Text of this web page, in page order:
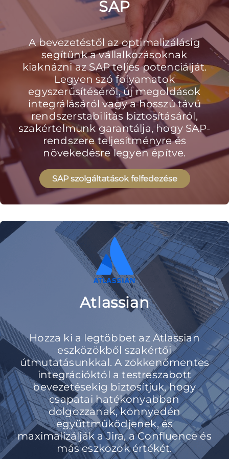
SAP
A bevezetéstől az optimalizálásig
segítünk a vállalkozásoknak
kiaknázni az SAP teljes potenciálját.
Legyen szó folyamatok
egyszerűsítéséről, új megoldások
integrálásáról vagy a hosszú távú
rendszerstabilitás biztosításáról,
szakértelmünk garantálja, hogy SAP-
rendszere teljesítményre és
növekedésre legyen építve.
SAP szolgáltatások felfedezése
Atlassian
Hozza ki a legtöbbet az Atlassian
eszközökből szakértői
útmutatásunkkal. A zökkenőmentes
integrációktól a testreszabott
bevezetésekig biztosítjuk, hogy
csapatai hatékonyabban
dolgozzanak, könnyedén
együttműködjenek, és
maximalizálják a Jira, a Confluence és
más eszközök értékét.